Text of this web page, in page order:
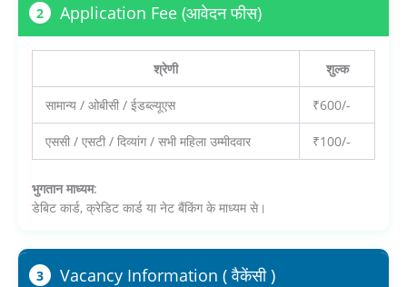
2 Application Fee (आवेदन फीस)
श्रेणी शुल्क
सामान्य / ओबीसी / ईडब्ल्यूएस ₹600/-
एससी / एसटी / दिव्यांग / सभी महिला उम्मीदवार ₹100/-
भुगतान माध्यम:
डेबिट कार्ड, क्रेडिट कार्ड या नेट बैंकिंग के माध्यम से।
3 Vacancy Information ( वैकेंसी )